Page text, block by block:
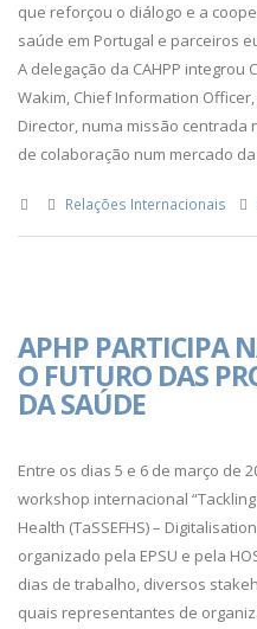
que reforçou o diálogo e a
saúde em Portugal e parceiros
A delegação da CAHPP integrou
Wakim, Chief Information
Director, numa missão
de colaboração num mercado
Relações Internacionais
APHP PARTICIPA
O FUTURO DAS
DA SAÚDE
Entre os dias 5 e 6 de março de
workshop internacional
Health (TaSSEFHS) –
organizado pela EPSU e pela
dias de trabalho, diversos
quais representantes de